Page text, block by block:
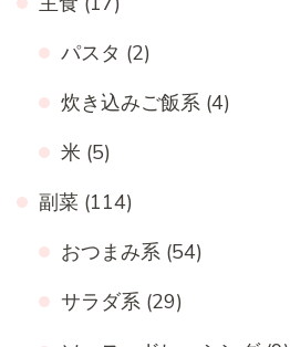
パスタ (2)
炊き込みご飯系 (4)
米 (5)
副菜 (114)
おつまみ系 (54)
サラダ系 (29)